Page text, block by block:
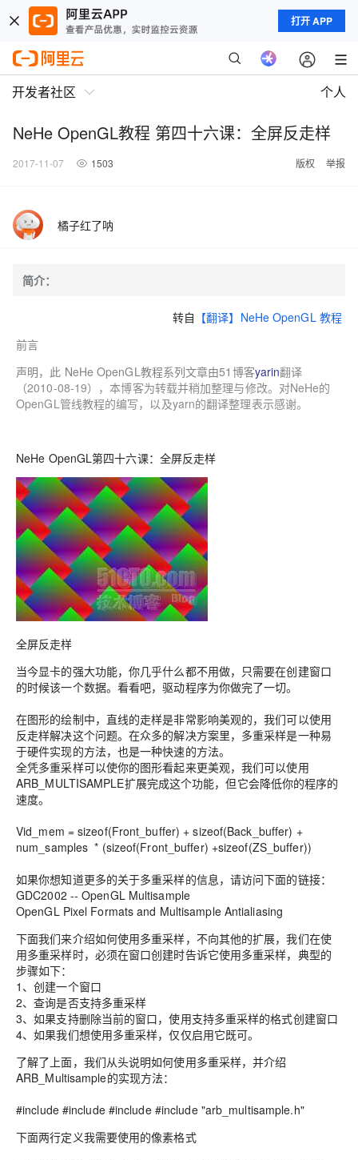
打开 APP
开发者社区 个人
NeHe OpenGL教程 第四十六课：全屏反走样
2017-11-07 1503 版权 举报
橘子红了呐
简介：
转自 【翻译】NeHe OpenGL 教程
前言
声明，此 NeHe OpenGL教程系列文章由51博客yarin翻译
（2010-08-19），本博客为转载并稍加整理与修改。对NeHe的
OpenGL管线教程的编写，以及yarn的翻译整理表示感谢。
NeHe OpenGL第四十六课：全屏反走样
全屏反走样
当今显卡的强大功能，你几乎什么都不用做，只需要在创建窗口
的时候该一个数据。看看吧，驱动程序为你做完了一切。
在图形的绘制中，直线的走样是非常影响美观的，我们可以使用
反走样解决这个问题。在众多的解决方案里，多重采样是一种易
于硬件实现的方法，也是一种快速的方法。
全凭多重采样可以使你的图形看起来更美观，我们可以使用
ARB_MULTISAMPLE扩展完成这个功能，但它会降低你的程序的
速度。
Vid_mem = sizeof(Front_buffer) + sizeof(Back_buffer) +
num_samples * (sizeof(Front_buffer) +sizeof(ZS_buffer))
如果你想知道更多的关于多重采样的信息，请访问下面的链接：
GDC2002 -- OpenGL Multisample
OpenGL Pixel Formats and Multisample Antialiasing
下面我们来介绍如何使用多重采样，不向其他的扩展，我们在使
用多重采样时，必须在窗口创建时告诉它使用多重采样，典型的
步骤如下：
1、创建一个窗口
2、查询是否支持多重采样
3、如果支持删除当前的窗口，使用支持多重采样的格式创建窗口
4、如果我们想使用多重采样，仅仅启用它既可。
了解了上面，我们从头说明如何使用多重采样，并介绍
ARB_Multisample的实现方法：
#include #include #include #include "arb_multisample.h"
下面两行定义我需要使用的像素格式